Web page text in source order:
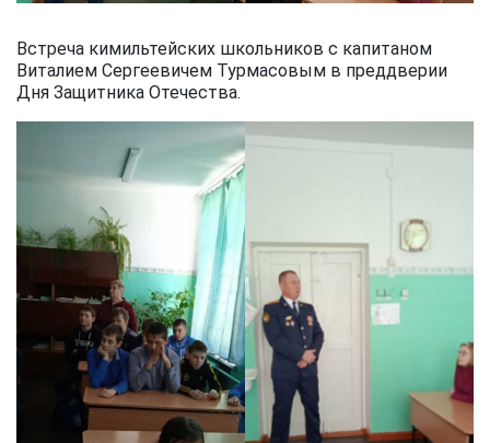
Встреча кимильтейских школьников с капитаном
Виталием Сергеевичем Турмасовым в преддверии
Дня Защитника Отечества.